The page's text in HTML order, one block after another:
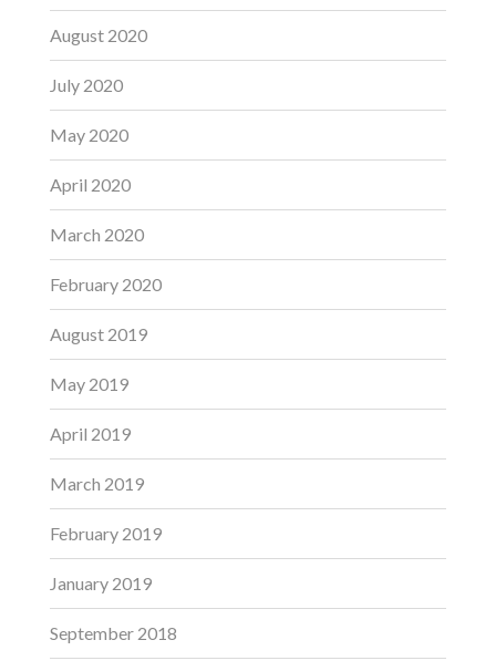
August 2020
July 2020
May 2020
April 2020
March 2020
February 2020
August 2019
May 2019
April 2019
March 2019
February 2019
January 2019
September 2018